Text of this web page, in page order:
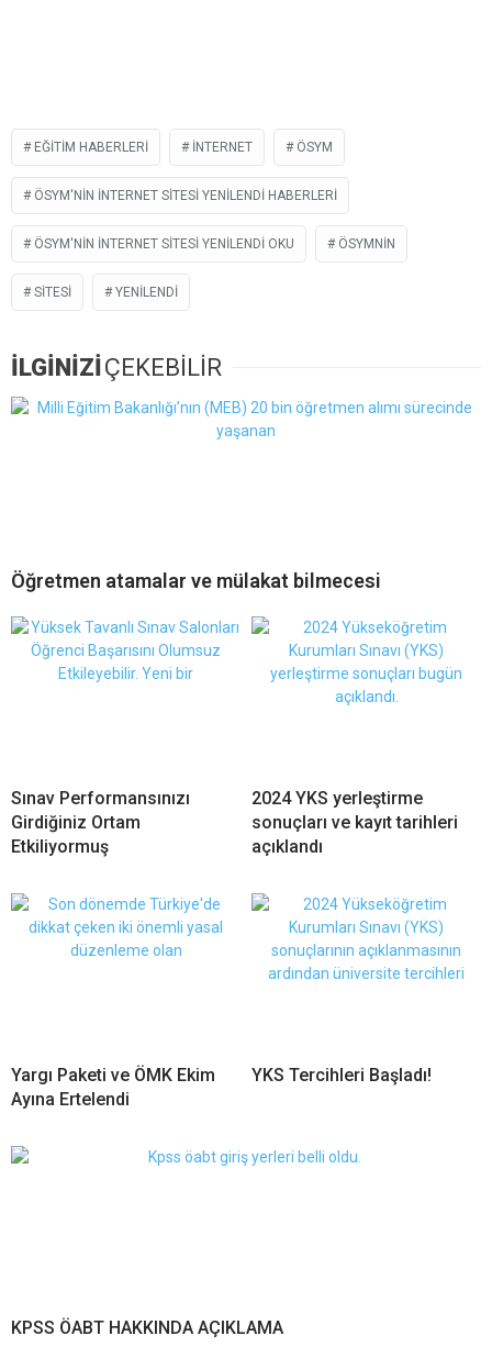
EĞİTİM HABERLERI INTERNET ÖSYM
ÖSYM'NIN INTERNET SITESI YENILENDI HABERLERI
ÖSYM'NIN INTERNET SITESI YENILENDI OKU ÖSYMNIN
SITESI YENILENDI
İLGİNİZİ ÇEKEBİLİR
Öğretmen atamalar ve mülakat bilmecesi
Sınav Performansınızı
Girdiğiniz Ortam
Etkiliyormuş
2024 YKS yerleştirme
sonuçları ve kayıt tarihleri
açıklandı
Yargı Paketi ve ÖMK Ekim
Ayına Ertelendi
YKS Tercihleri Başladı!
KPSS ÖABT HAKKINDA AÇIKLAMA